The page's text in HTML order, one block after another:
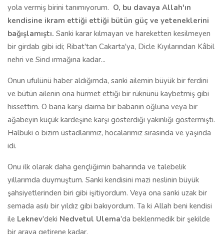
yola vermiş birini tanımıyorum. O, bu davaya Allah'ın
kendisine ikram ettiği ettiği bütün güç ve yeteneklerini
bağışlamıştı. Sanki karar kılmayan ve hareketten kesilmeyen
bir girdab gibi idi; Ribat'tan Cakarta'ya, Dicle Kıyılarından Kâbil
nehri ve Sind ırmağına kadar...
Onun ufulünü haber aldığımda, sanki ailemin büyük bir ferdini
ve bütün ailenin ona hürmet ettiği bir rüknünü kaybetmiş gibi
hissettim. O bana karşı daima bir babanın oğluna veya bir
ağabeyin küçük kardeşine karşı gösterdiği yakınlığı göstermişti.
Halbuki o bizim üstadlarımız, hocalarımız sırasında ve yaşında
idi.
Onu ilk olarak daha gençliğimin baharında ve talebelik
yıllarımda duymuştum. Sanki kendisini mazi neslinin büyük
şahsiyetlerinden biri gibi işitiyordum. Veya ona sanki uzak bir
semada asılı bir yıldız gibi bakıyordum. Ta ki Allah beni kendisi
ile Leknev'deki Nedvetul Ulema'da beklenmedik bir şekilde
bir araya getirene kadar.